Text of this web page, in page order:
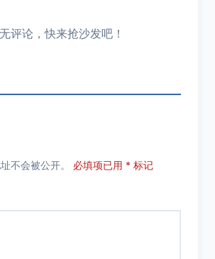
评论，快来抢沙发吧！
不会被公开。 必填项已用 * 标记